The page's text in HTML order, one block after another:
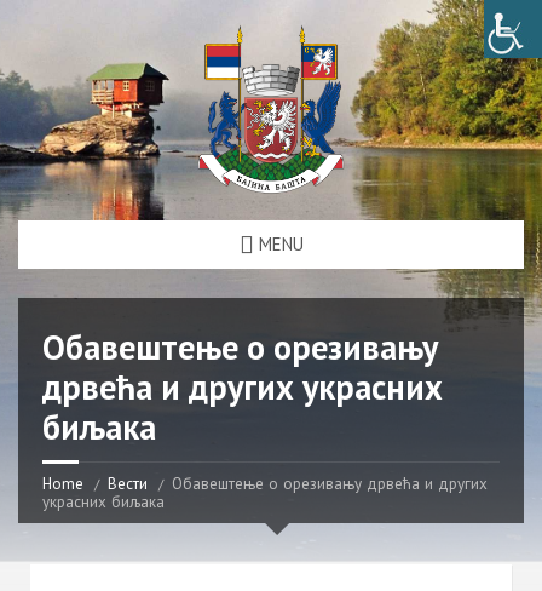
MENU
Обавештење о орезивању
дрвећа и других украсних
биљака
Home Вести
Обавештење о орезивању дрвећа и других
украсних биљака